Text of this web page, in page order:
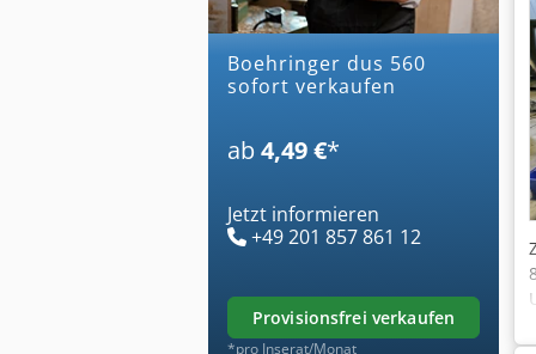
boehringer dus 560
sofort verkaufen
ab 4,49 €*
Jetzt informieren
+49 201 857 861 12
provisionsfrei verkaufen
*pro Inserat/Monat